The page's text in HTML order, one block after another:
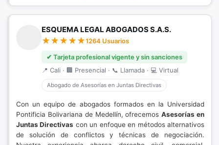
ESQUEMA LEGAL ABOGADOS S.A.S.
1264 Usuarios
✔ Tarjeta profesional vigente y sin sanciones
📍 Cali · 🏢 Presencial · 📞 Llamada · 💻 Virtual
Abogado de Asesorías en Juntas Directivas
Con un equipo de abogados formados en la Universidad
Pontificia Bolivariana de Medellín, ofrecemosAsesorías en
Juntas Directivas con un enfoque en métodos alternativos
de solución de conflictos y técnicas de negociación.